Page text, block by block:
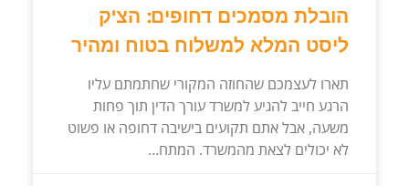
הובלת מסמכים דחופים: הצ'ק
ליסט המלא למשלוח בטוח ומהיר
תארו לעצמכם שהחוזה המקורי שחתמתם עליו
הרגע חייב להגיע למשרד עורך הדין תוך פחות
משעה, אבל אתם תקועים בישיבה דחופה או פשוט
לא יכולים לצאת מהמשרד. המתח…